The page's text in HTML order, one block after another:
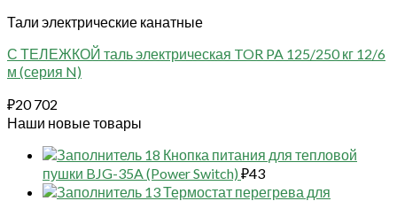
Тали электрические канатные
С ТЕЛЕЖКОЙ таль электрическая TOR PA 125/250 кг 12/6
м (серия N)
₽20 702
Наши новые товары
18 Кнопка питания для тепловой
пушки BJG-35A (Power Switch) ₽43
13 Термостат перегрева для